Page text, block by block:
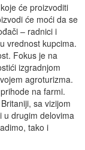
će proizvoditi
će moći da se
– radnici i
vrednost kupcima.
Fokus je na
izgradnjom
agroturizma.
na farmi.
sa vizijom
u drugim delovima
tako i